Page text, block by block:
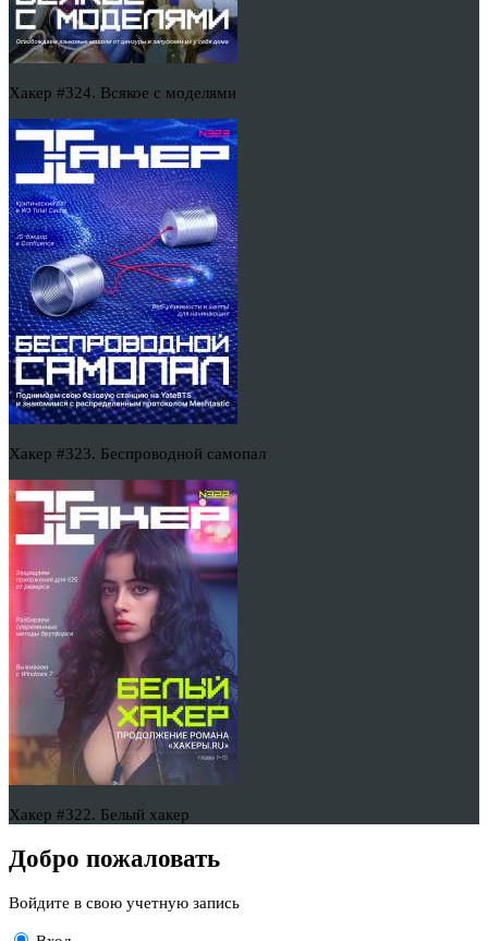
Хакер #324. Всякое с моделями
Хакер #323. Беспроводной самопал
Хакер #322. Белый хакер
Добро пожаловать
Войдите в свою учетную запись